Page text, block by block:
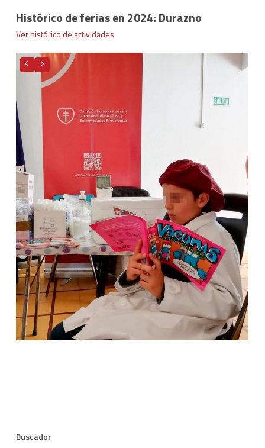
Histórico de ferias en 2024: Durazno
Ver histórico de actividades
Buscador